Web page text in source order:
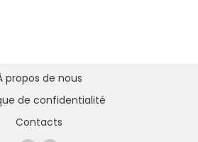
propos de nous
de confidentialité
Contacts